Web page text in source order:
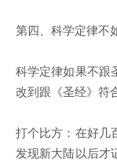
第四、科学定律不
科学定律如果不跟
改到跟《圣经》符
打个比方：在好几
发现新大陆以后才